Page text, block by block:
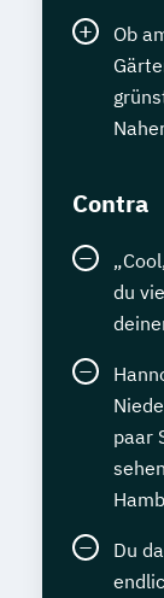
Ob
Contra
du
paar
Du